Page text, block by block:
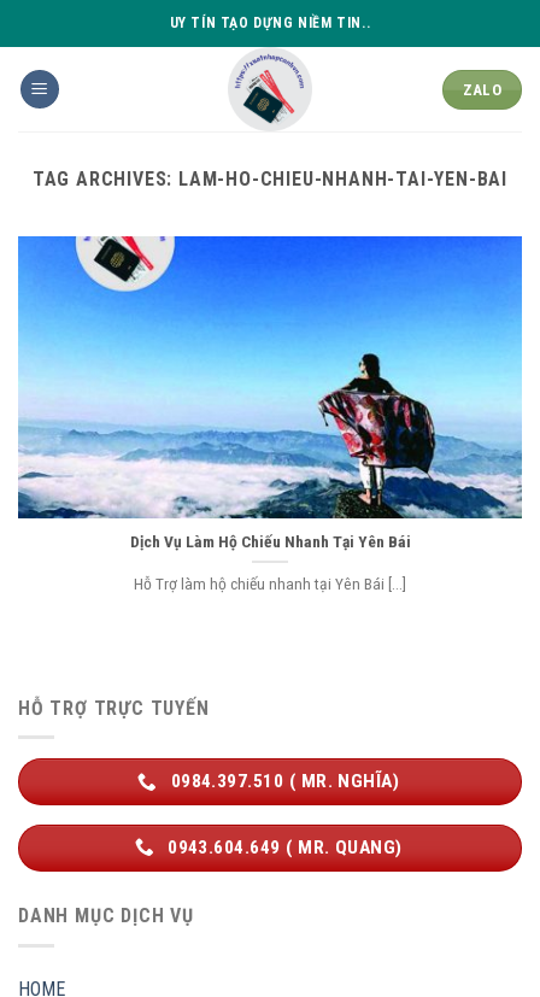
to
content
UY TÍN TẠO DỰNG NIỀM TIN..
ZALO
TAG ARCHIVES: LAM-HO-CHIEU-NHANH-TAI-YEN-BAI
Dịch Vụ Làm Hộ Chiếu Nhanh Tại Yên Bái
Hỗ Trợ làm hộ chiếu nhanh tại Yên Bái [...]
HỖ TRỢ TRỰC TUYẾN
0984.397.510 ( MR. NGHĨA)
0943.604.649 ( MR. QUANG)
DANH MỤC DỊCH VỤ
HOME